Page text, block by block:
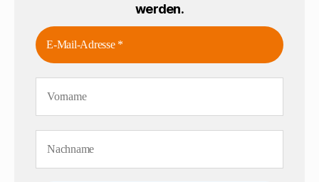
werden.